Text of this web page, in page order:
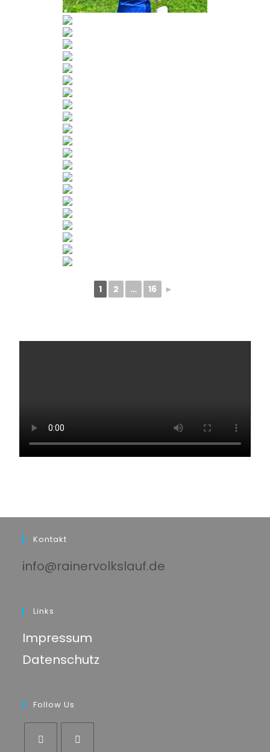
1 2 … 16 ►
Kontakt
info@rainervolkslauf.de
Links
Impressum
Datenschutz
Follow Us